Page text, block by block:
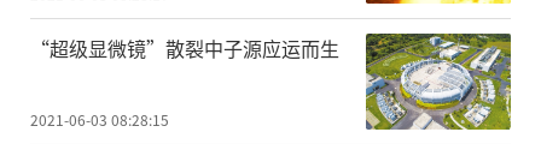
学习习近平总书记关于安全生产重要论述，
专题学习《生命重于泰山——学习习近平总书
记关于安全生产重要论述》电视专题片。通
“超级显微镜”散裂中子源应运而生
2021-06-03 08:28:15